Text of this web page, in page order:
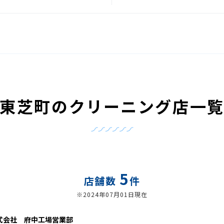
東芝町のクリーニング店一覧
店舗数 5件
※2024年07月01日現在
会社 府中工場営業部